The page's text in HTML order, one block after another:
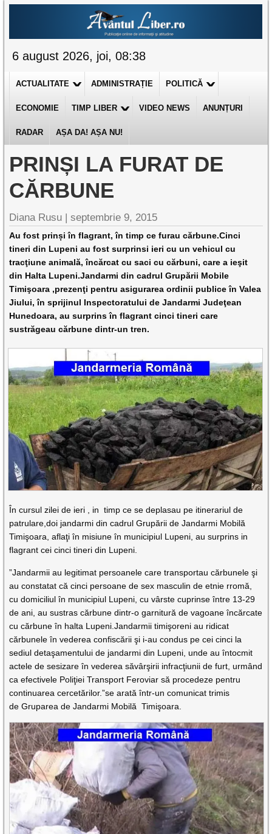
6 august 2026, joi, 08:38
ACTUALITATE ADMINISTRAȚIE POLITICĂ
ECONOMIE TIMP LIBER VIDEO NEWS ANUNȚURI
RADAR AȘA DA! AȘA NU!
PRINȘI LA FURAT DE
CĂRBUNE
Diana Rusu |septembrie 9, 2015
Au fost prinși în flagrant, în timp ce furau cărbune.Cinci
tineri din Lupeni au fost surprinsi ieri cu un vehicul cu
tracţiune animală, încărcat cu saci cu cărbuni, care a ieşit
din Halta Lupeni.Jandarmi din cadrul Grupării Mobile
Timişoara ,prezenţi pentru asigurarea ordinii publice în Valea
Jiului, în sprijinul Inspectoratului de Jandarmi Judeţean
Hunedoara, au surprins în flagrant cinci tineri care
sustrăgeau cărbune dintr-un tren.
În cursul zilei de ieri , in timp ce se deplasau pe itinerariul de
patrulare,doi jandarmi din cadrul Grupării de Jandarmi Mobilă
Timişoara, aflaţi în misiune în municipiul Lupeni, au surprins in
flagrant cei cinci tineri din Lupeni.
”Jandarmii au legitimat persoanele care transportau cărbunele şi
au constatat că cinci persoane de sex masculin de etnie rromă,
cu domiciliul în municipiul Lupeni, cu vârste cuprinse între 13-29
de ani, au sustras cărbune dintr-o garnitură de vagoane încărcate
cu cărbune în halta Lupeni.Jandarmii timişoreni au ridicat
cărbunele în vederea confiscării şi i-au condus pe cei cinci la
sediul detaşamentului de jandarmi din Lupeni, unde au întocmit
actele de sesizare în vederea săvârşirii infracţiunii de furt, urmând
ca efectivele Poliţiei Transport Feroviar să procedeze pentru
continuarea cercetărilor.”se arată într-un comunicat trimis
de Gruparea de Jandarmi Mobilă Timişoara.